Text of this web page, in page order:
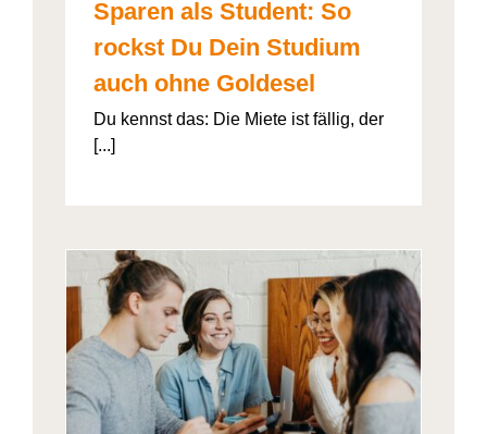
Sparen als Student: So
rockst Du Dein Studium
auch ohne Goldesel
Du kennst das: Die Miete ist fällig, der
[...]